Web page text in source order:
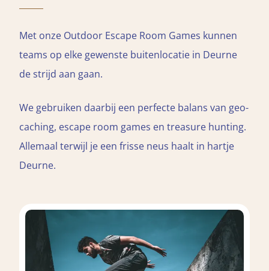
Met onze Outdoor Escape Room Games kunnen
teams op elke gewenste buitenlocatie in Deurne
de strijd aan gaan.
We gebruiken daarbij een perfecte balans van geo-
caching, escape room games en treasure hunting.
Allemaal terwijl je een frisse neus haalt in hartje
Deurne.